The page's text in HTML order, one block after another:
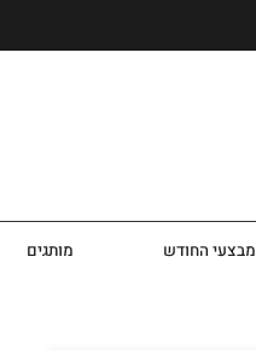
מבצעי החודש מותגים